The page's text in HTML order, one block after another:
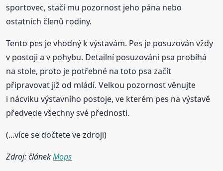
sportovec, stačí mu pozornost jeho pána nebo
ostatních členů rodiny.
Tento pes je vhodný k výstavám. Pes je posuzován vždy
v postoji a v pohybu. Detailní posuzování psa probíhá
na stole, proto je potřebné na toto psa začít
připravovat již od mládí. Velkou pozornost věnujte
i nácviku výstavního postoje, ve kterém pes na výstavě
předvede všechny své přednosti.
(...více se dočtete ve zdroji)
Zdroj: článekMops